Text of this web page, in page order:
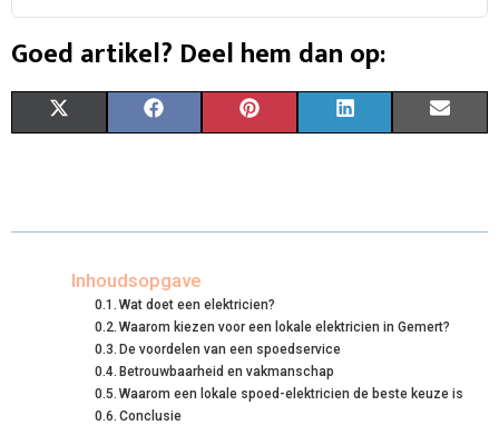
Goed artikel? Deel hem dan op:
R
W R
O
N
E
O
O
K
R
O
N
T
R
E
S
R
K
N
R
I
Inhoudsopgave
Wat doet een elektricien?
Waarom kiezen voor een lokale elektricien in Gemert?
De voordelen van een spoedservice
Betrouwbaarheid en vakmanschap
Waarom een lokale spoed-elektricien de beste keuze is
Conclusie